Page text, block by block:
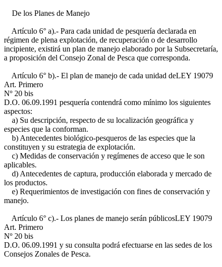
De los Planes de Manejo
Artículo 6° a).- Para cada unidad de pesquería declarada en
régimen de plena explotación, de recuperación o de desarrollo
incipiente, existirá un plan de manejo elaborado por la Subsecretaría,
a proposición del Consejo Zonal de Pesca que corresponda.
Artículo 6° b).- El plan de manejo de cada unidad deLEY 19079
Art. Primero
Nº 20 bis
D.O. 06.09.1991 pesquería contendrá como mínimo los siguientes
aspectos:
a) Su descripción, respecto de su localización geográfica y
especies que la conforman.
b) Antecedentes biológico-pesqueros de las especies que la
constituyen y su estrategia de explotación.
c) Medidas de conservación y regímenes de acceso que le son
aplicables.
d) Antecedentes de captura, producción elaborada y mercado de
los productos.
e) Requerimientos de investigación con fines de conservación y
manejo.
Artículo 6° c).- Los planes de manejo serán públicosLEY 19079
Art. Primero
Nº 20 bis
D.O. 06.09.1991 y su consulta podrá efectuarse en las sedes de los
Consejos Zonales de Pesca.